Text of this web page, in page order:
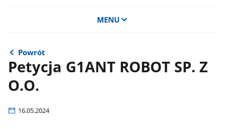
MENU
Powrót
Petycja G1ANT ROBOT SP. Z
O.O.
16.05.2024